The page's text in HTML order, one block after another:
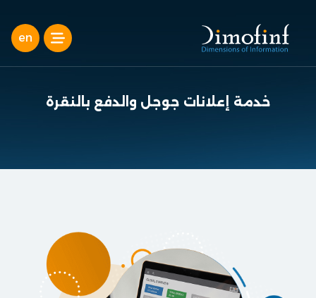
en
خدمة إعلانات جوجل والدفع بالنقرة